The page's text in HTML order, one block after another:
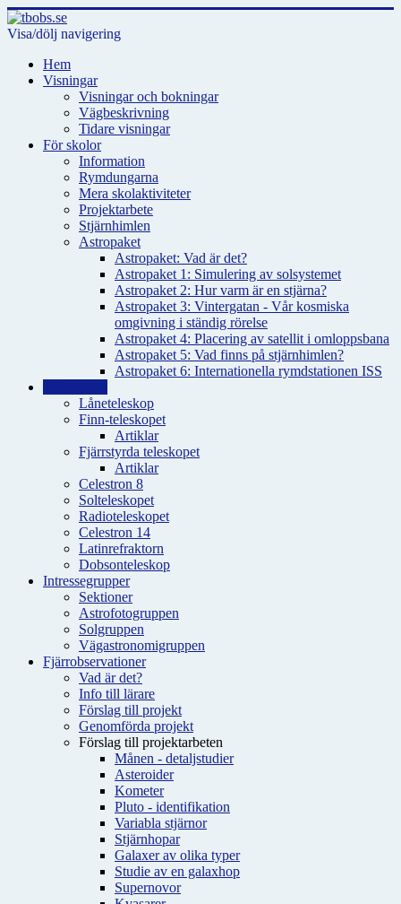
Visa/dölj navigering
Hem
Visningar
Visningar och bokningar
Vägbeskrivning
Tidare visningar
För skolor
Information
Rymdungarna
Mera skolaktiviteter
Projektarbete
Stjärnhimlen
Astropaket
Astropaket: Vad är det?
Astropaket 1: Simulering av solsystemet
Astropaket 2: Hur varm är en stjärna?
Astropaket 3: Vintergatan - Vår kosmiska
omgivning i ständig rörelse
Astropaket 4: Placering av satellit i omloppsbana
Astropaket 5: Vad finns på stjärnhimlen?
Astropaket 6: Internationella rymdstationen ISS
Låneteleskop
Finn-teleskopet
Artiklar
Fjärrstyrda teleskopet
Artiklar
Celestron 8
Solteleskopet
Radioteleskopet
Celestron 14
Latinrefraktorn
Dobsonteleskop
Intressegrupper
Sektioner
Astrofotogruppen
Solgruppen
Vägastronomigruppen
Fjärrobservationer
Vad är det?
Info till lärare
Förslag till projekt
Genomförda projekt
Förslag till projektarbeten
Månen - detaljstudier
Asteroider
Kometer
Pluto - identifikation
Variabla stjärnor
Stjärnhopar
Galaxer av olika typer
Studie av en galaxhop
Supernovor